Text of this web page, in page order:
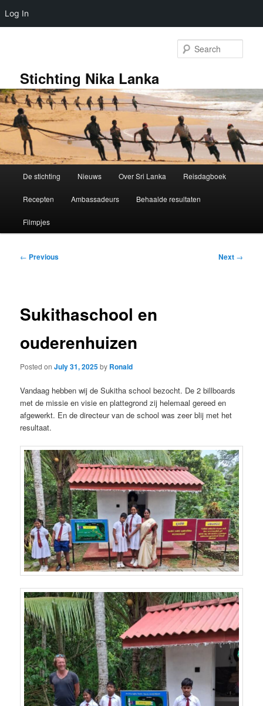
Log In
Stichting Nika Lanka
De stichting Nieuws Over Sri Lanka Reisdagboek
Recepten Ambassadeurs Behaalde resultaten
Filmpjes
Post
← Previous Next →
Sukithaschool en
ouderenhuizen
Posted onJuly 31, 2025by Ronald
Vandaag hebben wij de Sukitha school bezocht. De 2 billboards
met de missie en visie en plattegrond zij helemaal gereed en
afgewerkt. En de directeur van de school was zeer blij met het
resultaat.